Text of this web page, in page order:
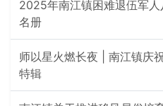
2025年南江镇困难退伍军
名册
师以星火燃长夜 | 南江镇庆
特辑